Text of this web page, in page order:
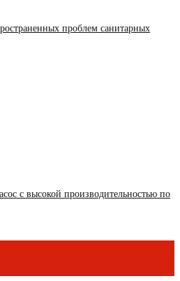
проблем санитарных
с высокой производительностью по